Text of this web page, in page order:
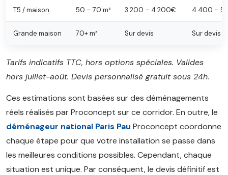
T5 / maison 50 – 70 m³ 3 200 – 4 200€ 4 400 – 5
Grande maison 70+ m³ Sur devis Sur devis
Tarifs indicatifs TTC, hors options spéciales. Valides
hors juillet-août. Devis personnalisé gratuit sous 24h.
Ces estimations sont basées sur des déménagements
réels réalisés par Proconcept sur ce corridor. En outre, le
déménageur national Paris Pau Proconcept coordonne
chaque étape pour que votre installation se passe dans
les meilleures conditions possibles. Cependant, chaque
situation est unique. Par conséquent, le devis définitif est